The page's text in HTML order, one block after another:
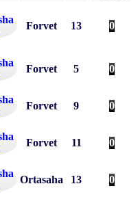
Forvet 13 0
Forvet 5 0
Forvet 9 0
Forvet 11 0
Ortasaha 13 0